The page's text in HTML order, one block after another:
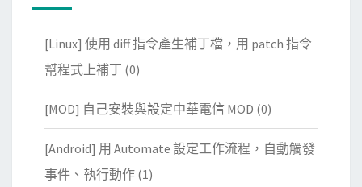
[Linux] 使用 diff 指令產生補丁檔，用 patch 指令
幫程式上補丁 (0)
[MOD] 自己安裝與設定中華電信 MOD (0)
[Android] 用 Automate 設定工作流程，自動觸發
事件、執行動作 (1)